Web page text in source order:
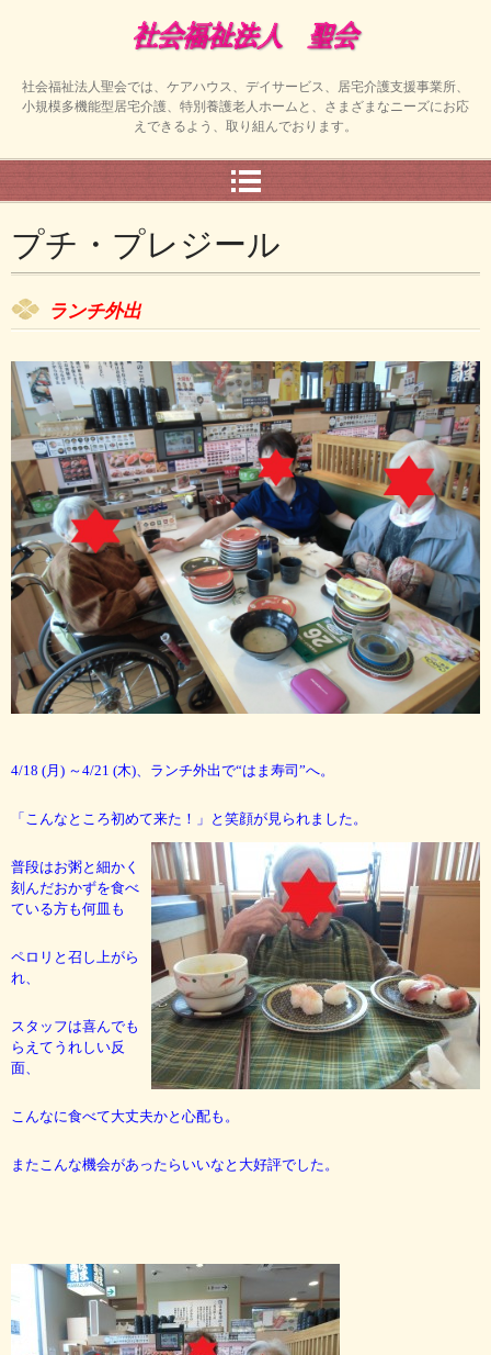
社会福祉法人聖会では、ケアハウス、デイサービス、居宅介護支援事業所、
小規模多機能型居宅介護、特別養護老人ホームと、さまざまなニーズにお応
えできるよう、取り組んでおります。
プチ・プレジール
ランチ外出
4/18 (月) ～4/21 (木)、ランチ外出で“はま寿司”へ。
「こんなところ初めて来た！」と笑顔が見られました。
普段はお粥と細かく
刻んだおかずを食べ
ている方も何皿も
ペロリと召し上がら
れ、
スタッフは喜んでも
らえてうれしい反
面、
こんなに食べて大丈夫かと心配も。
またこんな機会があったらいいなと大好評でした。